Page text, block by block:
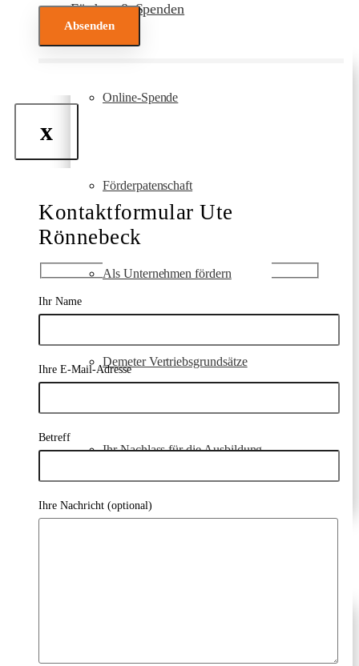
Fördern & Spenden
Online-Spende
Förderpatenschaft
Als Unternehmen fördern
Demeter Vertriebsgrundsätze
Ihr Nachlass für die Ausbildung
Bitte lasse dieses Feld leer.
x
Kontaktformular Ute
Rönnebeck
Ihr Name
Ihre E-Mail-Adresse
Betreff
Ihre Nachricht (optional)